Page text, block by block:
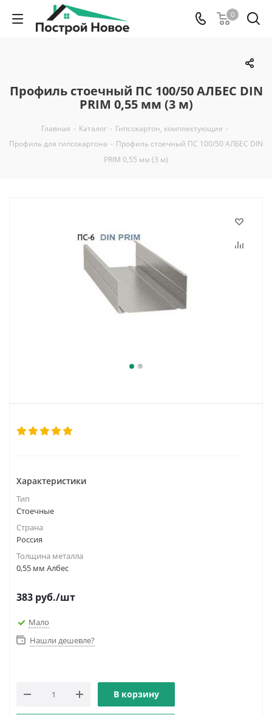
0
Профиль стоечный ПС 100/50 АЛБЕС DIN
PRIM 0,55 мм (3 м)
Главная - Каталог - Гипсокартон, комплектующие -
Профиль для гипсокартона - Профиль стоечный ПС 100/50 АЛБЕС DIN
PRIM 0,55 мм (3 м)
Характеристики
Тип
Стоечные
Страна
Россия
Толщина металла
0,55 мм Албес
383 руб./шт
Мало
Нашли дешевле?
В корзину